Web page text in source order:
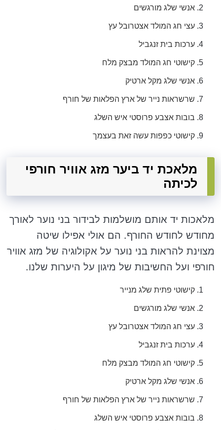
אנשי שלג מורגשים
עצי חג המולד אצטרובל עץ
ערכות בית זנגביל
קישוטי חג המולד מבצק מלח
אנשי שלג מקל ארטיק
שרשראות נייר של ארץ הפלאות של חורף
בובות אצבע פרוסטי איש השלג
קישוטי כפפות עשה זאת בעצמך
מלאכת יד ביער מזג אוויר חורפי
לכיתה
מלאכות יד אותם מושלמות לבידור בני נוער לאורך
מחודש לחודש החורף. הם אולי אפילו שיטה
מצוינת להראות בני נוער על אקולוגיה של מזג אוויר
חורפי ועל החשיבות של מיגון על היערות שלנו.
קישוטי פתית שלג מנייר
אנשי שלג מורגשים
עצי חג המולד אצטרובל עץ
ערכות בית זנגביל
קישוטי חג המולד מבצק מלח
אנשי שלג מקל ארטיק
שרשראות נייר של ארץ הפלאות של חורף
בובות אצבע פרוסטי איש השלג